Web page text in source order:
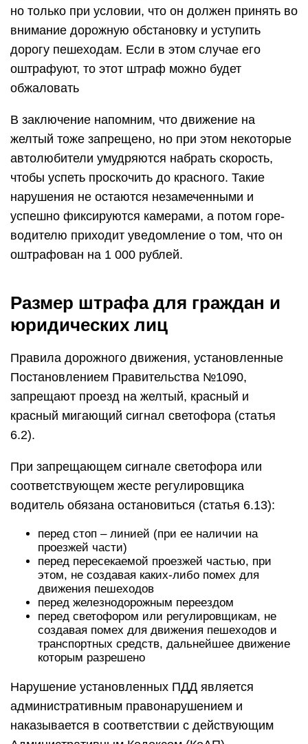
но только при условии, что он должен принять во
внимание дорожную обстановку и уступить
дорогу пешеходам. Если в этом случае его
оштрафуют, то этот штраф можно будет
обжаловать
В заключение напомним, что движение на
желтый тоже запрещено, но при этом некоторые
автолюбители умудряются набрать скорость,
чтобы успеть проскочить до красного. Такие
нарушения не остаются незамеченными и
успешно фиксируются камерами, а потом горе-
водителю приходит уведомление о том, что он
оштрафован на 1 000 рублей.
Размер штрафа для граждан и
юридических лиц
Правила дорожного движения, установленные
Постановлением Правительства №1090,
запрещают проезд на желтый, красный и
красный мигающий сигнал светофора (статья
6.2).
При запрещающем сигнале светофора или
соответствующем жесте регулировщика
водитель обязана остановиться (статья 6.13):
перед стоп – линией (при ее наличии на
проезжей части)
перед пересекаемой проезжей частью, при
этом, не создавая каких-либо помех для
движения пешеходов
перед железнодорожным переездом
перед светофором или регулировщикам, не
создавая помех для движения пешеходов и
транспортных средств, дальнейшее движение
которым разрешено
Нарушение установленных ПДД является
административным правонарушением и
наказывается в соответствии с действующим